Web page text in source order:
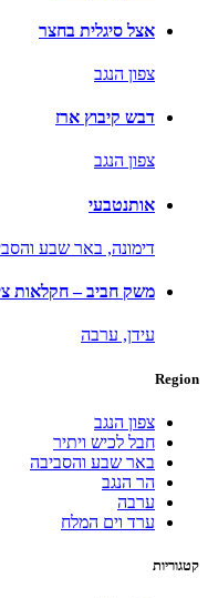
אצל סיגלית בחצר
צפון הנגב
דבש קיבוץ ארז
צפון הנגב
אותנטבעי
דימונה, באר שבע
משק חביב – חקלאות
עידן, ערבה
Region
צפון הנגב
חבל לכיש ויתיר
באר שבע והסביבה
הר הנגב
ערבה
ערד וים המלח
קטגוריות